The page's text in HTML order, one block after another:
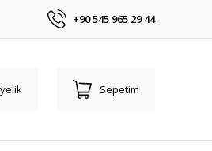
+90 545 965 29 44
Sepetim